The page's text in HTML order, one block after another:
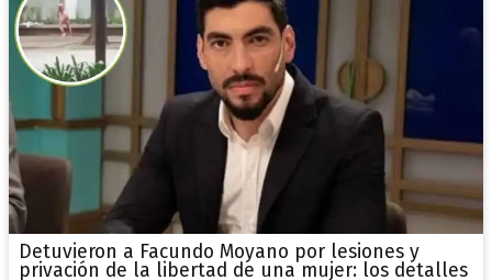
Detuvieron a Facundo Moyano por lesiones y
privación de la libertad de una mujer: los detalles